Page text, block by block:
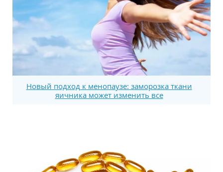
Новый подход к менопаузе: заморозка ткани
яичника может изменить все